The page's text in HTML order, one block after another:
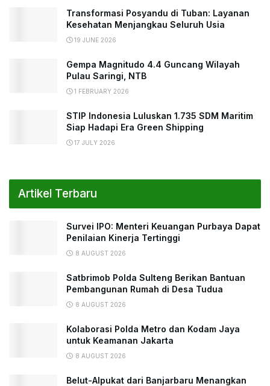
Transformasi Posyandu di Tuban: Layanan
Kesehatan Menjangkau Seluruh Usia
19 JUNE 2026
Gempa Magnitudo 4.4 Guncang Wilayah
Pulau Saringi, NTB
1 FEBRUARY 2026
STIP Indonesia Luluskan 1.735 SDM Maritim
Siap Hadapi Era Green Shipping
17 JULY 2026
Artikel Terbaru
Survei IPO: Menteri Keuangan Purbaya Dapat
Penilaian Kinerja Tertinggi
8 AUGUST 2026
Satbrimob Polda Sulteng Berikan Bantuan
Pembangunan Rumah di Desa Tudua
8 AUGUST 2026
Kolaborasi Polda Metro dan Kodam Jaya
untuk Keamanan Jakarta
8 AUGUST 2026
Belut-Alpukat dari Banjarbaru Menangkan